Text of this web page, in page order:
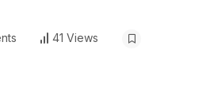
41 Views